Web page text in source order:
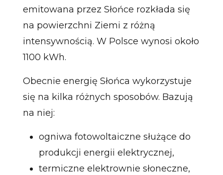
emitowana przez Słońce rozkłada się
na powierzchni Ziemi z różną
intensywnością. W Polsce wynosi około
1100 kWh.
Obecnie energię Słońca wykorzystuje
się na kilka różnych sposobów. Bazują
na niej:
ogniwa fotowoltaiczne służące do
produkcji energii elektrycznej,
termiczne elektrownie słoneczne,